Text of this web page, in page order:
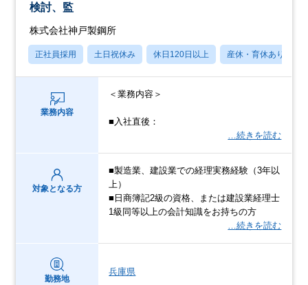
検討、監
株式会社神戸製鋼所
正社員採用 土日祝休み 休日120日以上 産休・育休あり
業務内容
＜業務内容＞
■入社直後：
…続きを読む
対象となる方
■製造業、建設業での経理実務経験（3年以
上）
■日商簿記2級の資格、または建設業経理士
1級同等以上の会計知識をお持ちの方
…続きを読む
勤務地
兵庫県